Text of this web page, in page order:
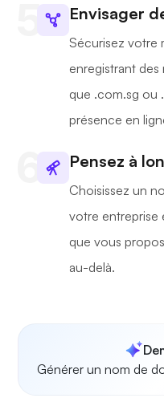
Envisager
Sécurisez votre
enregistrant
que .com.sg ou
présence en
Pensez à
Choisissez un
votre entreprise
que vous
au-delà.
Générer un nom de